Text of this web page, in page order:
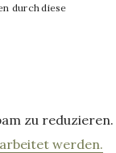
durch diese
zu reduzieren.
werden.